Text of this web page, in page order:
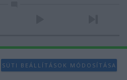
SÜTI BEÁLLÍTÁSOK MÓDOSÍTÁSA